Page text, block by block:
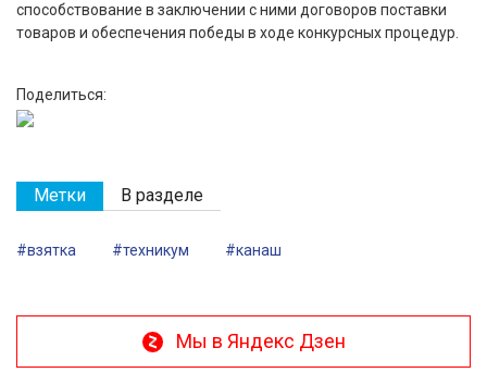
способствование в заключении с ними договоров поставки
товаров и обеспечения победы в ходе конкурсных процедур.
Поделиться:
Метки В разделе
#взятка #техникум #канаш
Мы в Яндекс Дзен